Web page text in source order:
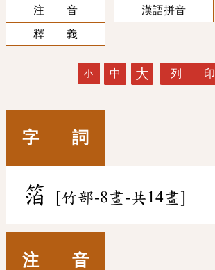
注 音
漢語拼音
釋 義
小 中 大 列 印
字 詞
箔 [竹部-8畫-共14畫]
注 音